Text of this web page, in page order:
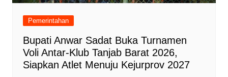
Pemerintahan
Bupati Anwar Sadat Buka Turnamen
Voli Antar-Klub Tanjab Barat 2026,
Siapkan Atlet Menuju Kejurprov 2027